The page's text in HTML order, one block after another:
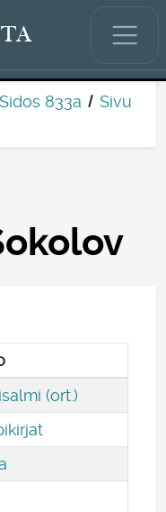
Sidos 833a
Sivu
(ort.)